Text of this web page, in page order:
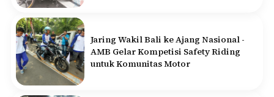
Jaring Wakil Bali ke Ajang Nasional -
AMB Gelar Kompetisi Safety Riding
untuk Komunitas Motor